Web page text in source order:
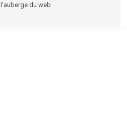
l'auberge du web